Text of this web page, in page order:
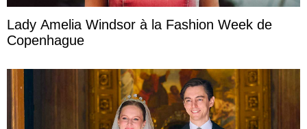
Lady Amelia Windsor à la Fashion Week de
Copenhague